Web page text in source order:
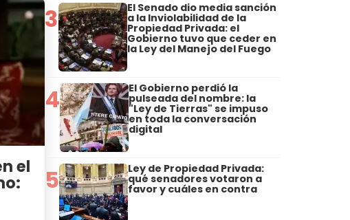
el
3 El Senado dio media sanción
a la Inviolabilidad de la
Propiedad Privada: el
Gobierno tuvo que ceder en
la Ley del Manejo del Fuego
4 El Gobierno perdió la
pulseada del nombre: la
"Ley de Tierras" se impuso
en toda la conversación
digital
5 Ley de Propiedad Privada:
qué senadores votaron a
favor y cuáles en contra